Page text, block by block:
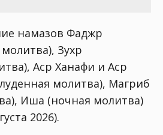
намазов Фаджр
Зухр
Аср Ханафи и Аср
молитва), Магриб
Иша (ночная молитва)
2026).